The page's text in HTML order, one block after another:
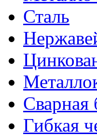
Сталь
Сварная
Гибкая